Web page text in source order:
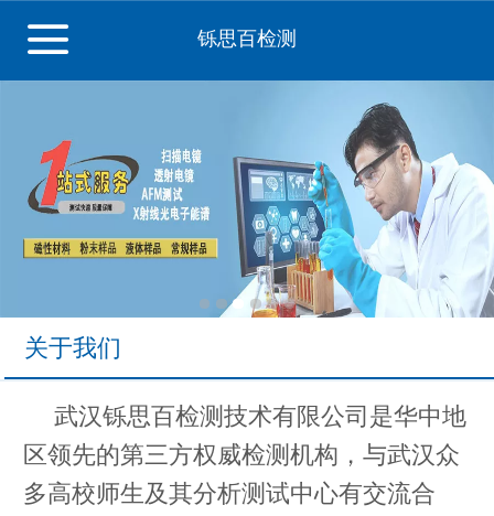
铄思百检测
关于我们
武汉铄思百检测技术有限公司是华中地
区领先的第三方权威检测机构，与武汉众
多高校师生及其分析测试中心有交流合